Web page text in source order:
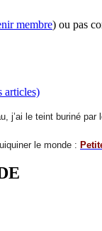
membre) ou pas
articles)
j’ai le teint buriné
le monde :